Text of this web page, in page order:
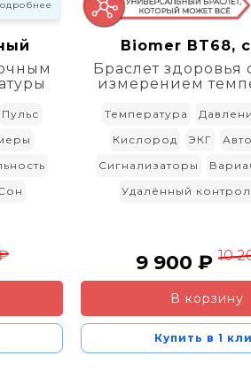
Пульс
Biomer BT68,
Браслет здоровья
измерением
Температура
Кислород
ЭКГ
Сигнализаторы
Удалённый
9 900 ₽ 10
В корзину
Купить в 1